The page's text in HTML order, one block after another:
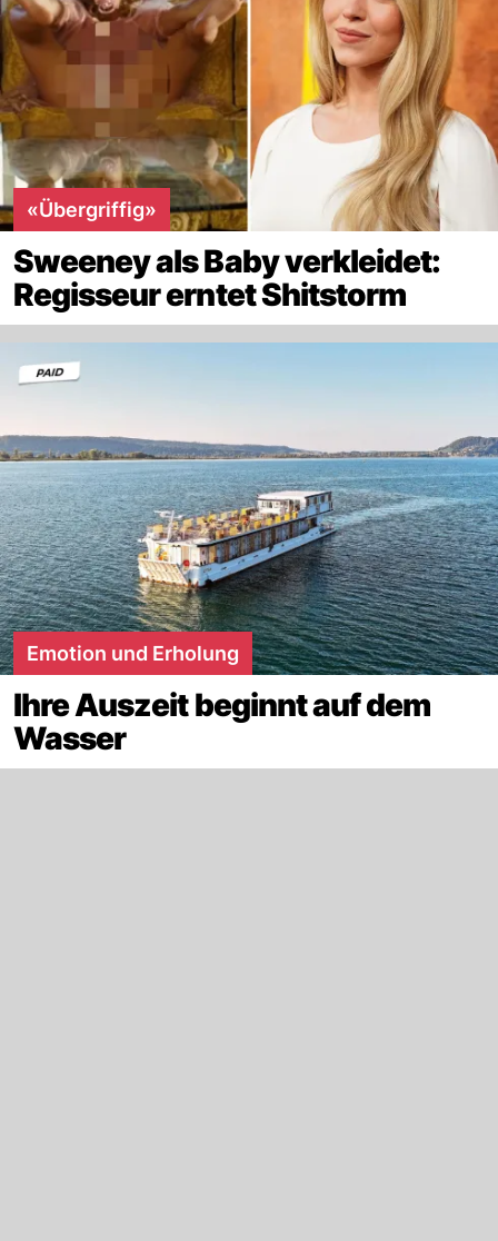
«Übergriffig»
Sweeney als Baby verkleidet:
Regisseur erntet Shitstorm
Emotion und Erholung
Ihre Auszeit beginnt auf dem
Wasser